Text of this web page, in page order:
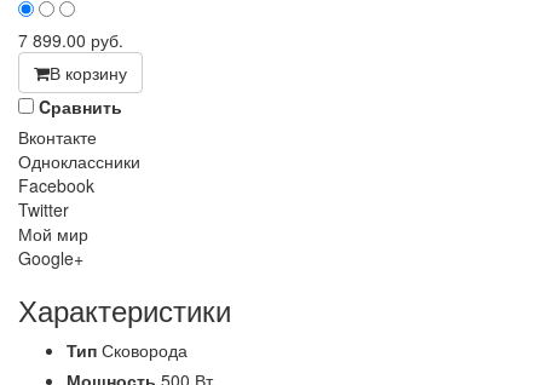
7 899.00 руб.
В корзину
Cравнить
Вконтакте
Одноклассники
Facebook
Twitter
Мой мир
Google+
Характеристики
Тип Сковорода
Мощность 500 Вт